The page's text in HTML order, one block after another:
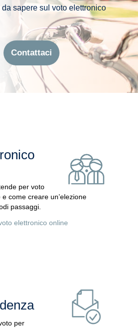
da sapere sul voto elettronico
Contattaci
per voto
come creare un’elezione
passaggi.
elettronico online
per